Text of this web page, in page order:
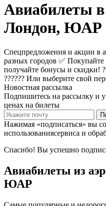
Авиабилеты
Лондон, ЮАР
Спецпредложения и акции в
разных городов ✅
получайте бонусы и скидки!
?????? Или выберите свой
Новостная рассылка
Подпишитесь на рассылку и
ценах на билеты
Нажимая «подписаться» вы
использованиясервиса и
Спасибо! Вы успешно
Авиабилеты из
ЮАР